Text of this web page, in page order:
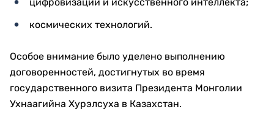
космических технологий.
Особое внимание было уделено выполнению
договоренностей, достигнутых во время
государственного визита Президента Монголии
Ухнаагийна Хурэлсуха в Казахстан.